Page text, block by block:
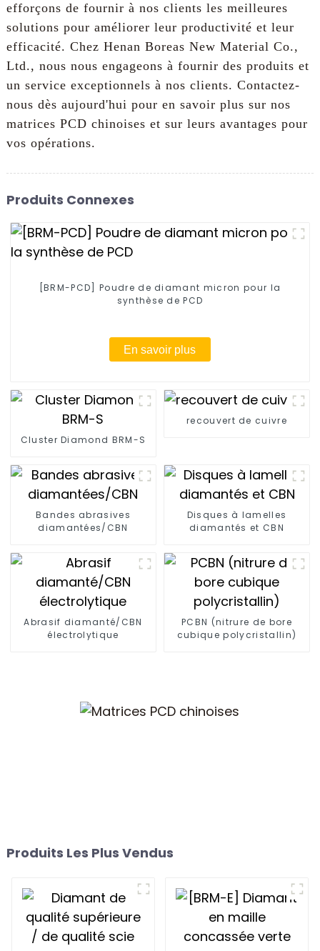
efforçons de fournir à nos clients les meilleures
solutions pour améliorer leur productivité et leur
efficacité. Chez Henan Boreas New Material Co.,
Ltd., nous nous engageons à fournir des produits et
un service exceptionnels à nos clients. Contactez-
nous dès aujourd'hui pour en savoir plus sur nos
matrices PCD chinoises et sur leurs avantages pour
vos opérations.
Produits Connexes
[BRM-PCD] Poudre de diamant micron pour la
synthèse de PCD
En savoir plus
Cluster Diamond BRM-S
recouvert de cuivre
Bandes abrasives
diamantées/CBN
Disques à lamelles
diamantés et CBN
Abrasif diamanté/CBN
électrolytique
PCBN (nitrure de bore
cubique polycristallin)
Produits Les Plus Vendus